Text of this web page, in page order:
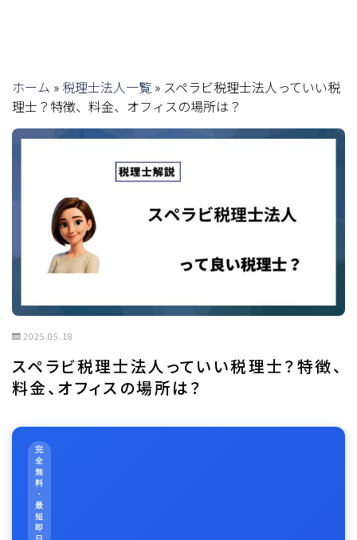
ホーム » 税理士法人一覧 » スペラビ税理士法人っていい税
理士？特徴、料金、オフィスの場所は？
2025.05.18
スペラビ税理士法人っていい税理士？特徴、
料金、オフィスの場所は？
完
全
無
料
・
最
短
即